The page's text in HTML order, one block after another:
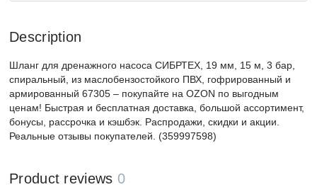
Description
Шланг для дренажного насоса СИБРТЕХ, 19 мм, 15 м, 3 бар,
спиральный, из маслобензостойкого ПВХ, гофрированный и
армированный 67305 – покупайте на OZON по выгодным
ценам! Быстрая и бесплатная доставка, большой ассортимент,
бонусы, рассрочка и кэшбэк. Распродажи, скидки и акции.
Реальные отзывы покупателей. (359997598)
Product reviews 0